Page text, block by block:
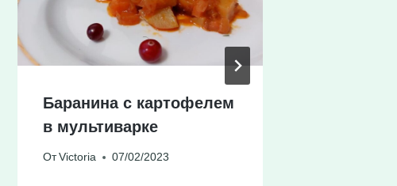
Баранина с картофелем
в мультиварке
От Victoria 07/02/2023